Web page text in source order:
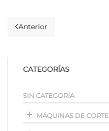
Anterior
CATEGORÍAS
SIN CATEGORÍA
MÁQUINAS DE CORTE